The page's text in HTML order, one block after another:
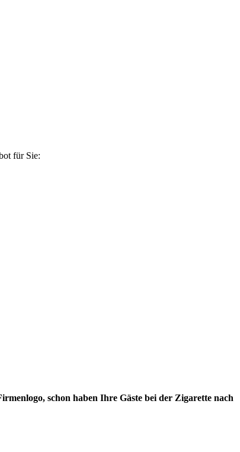
für Sie:
schon haben Ihre Gäste bei der Zigarette nach